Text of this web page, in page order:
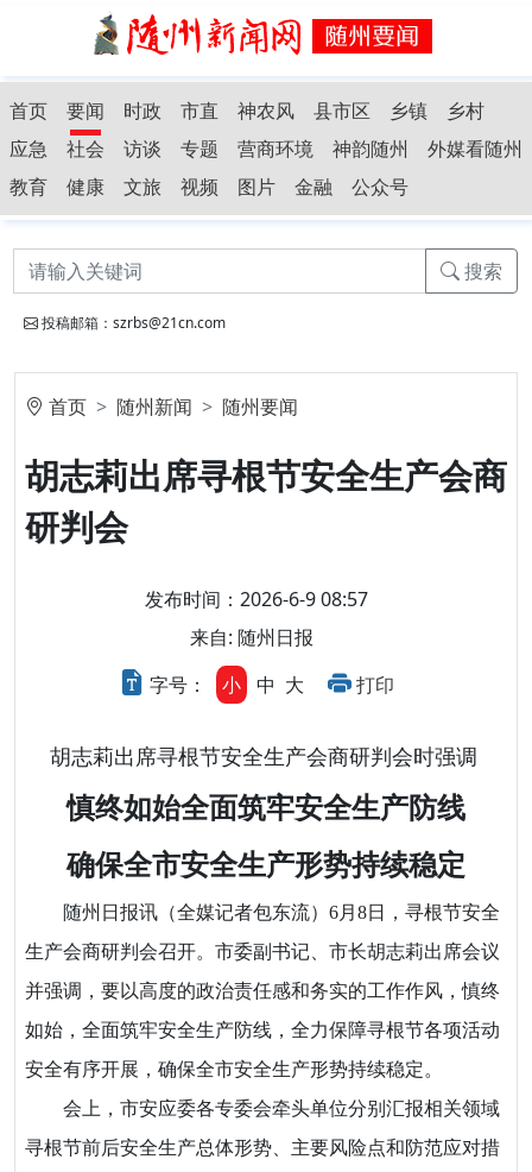
首页 要闻 时政 市直 神农风 县市区 乡镇
乡村
应急
社会 访谈 专题 营商环境 神韵随州
外媒看随州
教育
健康 文旅 视频 图片 金融 公众号
搜索
投稿邮箱：szrbs@21cn.com
首页 随州新闻 随州要闻
胡志莉出席寻根节安全生产会商
研判会
发布时间：2026-6-9 08:57
来自: 随州日报
字号：
小 中 大 打印
胡志莉出席寻根节安全生产会商研判会时强调
慎终如始全面筑牢安全生产防线
确保全市安全生产形势持续稳定
随州日报讯（全媒记者包东流）6月8日，寻根节安全
生产会商研判会召开。市委副书记、市长胡志莉出席会议
并强调，要以高度的政治责任感和务实的工作作风，慎终
如始，全面筑牢安全生产防线，全力保障寻根节各项活动
安全有序开展，确保全市安全生产形势持续稳定。
会上，市安应委各专委会牵头单位分别汇报相关领域
寻根节前后安全生产总体形势、主要风险点和防范应对措